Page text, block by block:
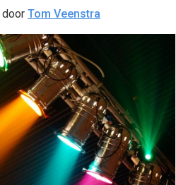
door Tom Veenstra